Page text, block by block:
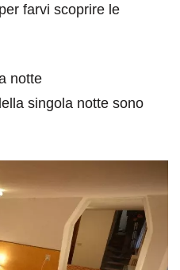
farvi scoprire le
notte
singola notte sono